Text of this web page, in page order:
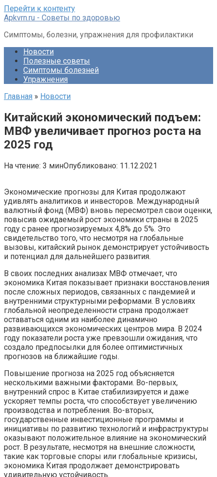
Перейти к контенту
Apkvrn.ru - Советы по здоровью
Симптомы, болезни, упражнения для профилактики
Новости
Полезные советы
Симптомы болезней
Упражнения
Главная » Новости
Китайский экономический подъем:
МВФ увеличивает прогноз роста на
2025 год
На чтение: 3 минОпубликовано: 11.12.2021
Экономические прогнозы для Китая продолжают
удивлять аналитиков и инвесторов. Международный
валютный фонд (МВФ) вновь пересмотрел свои оценки,
повысив ожидаемый рост экономики страны в 2025
году с ранее прогнозируемых 4,8% до 5%. Это
свидетельство того, что несмотря на глобальные
вызовы, китайский рынок демонстрирует устойчивость
и потенциал для дальнейшего развития.
В своих последних анализах МВФ отмечает, что
экономика Китая показывает признаки восстановления
после сложных периодов, связанных с пандемией и
внутренними структурными реформами. В условиях
глобальной неопределенности страна продолжает
оставаться одним из наиболее динамично
развивающихся экономических центров мира. В 2024
году показатели роста уже превзошли ожидания, что
создало предпосылки для более оптимистичных
прогнозов на ближайшие годы.
Повышение прогноза на 2025 год объясняется
несколькими важными факторами. Во-первых,
внутренний спрос в Китае стабилизируется и даже
ускоряет темпы роста, что способствует увеличению
производства и потребления. Во-вторых,
государственные инвестиционные программы и
инициативы по развитию технологий и инфраструктуры
оказывают положительное влияние на экономический
рост. В результате, несмотря на внешние сложности,
такие как торговые споры или глобальные кризисы,
экономика Китая продолжает демонстрировать
удивительную устойчивость.